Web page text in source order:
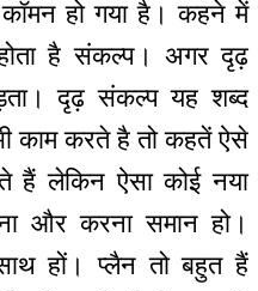
हो गया है। कहने में
है संकल्प। अगर दृढ़
दृढ़ संकल्प यह शब्द
काम करते है तो कहतें ऐसे
हैं लेकिन ऐसा कोई नया
और करना समान हो।
हों। प्लैन तो बहुत हैं